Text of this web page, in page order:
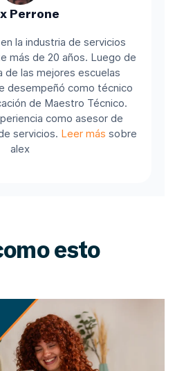
Perrone
la industria de servicios
más de 20 años. Luego de
de las mejores escuelas
desempeñó como técnico
de Maestro Técnico.
como asesor de
servicios. Leer más sobre
alex
esto